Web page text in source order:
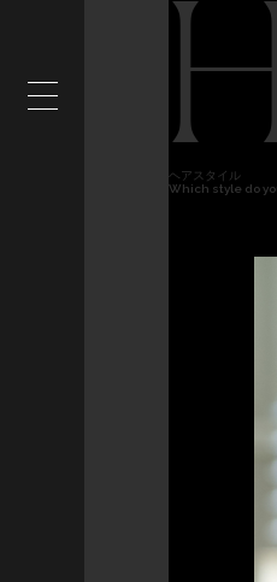
ヘアスタイル
Which style do